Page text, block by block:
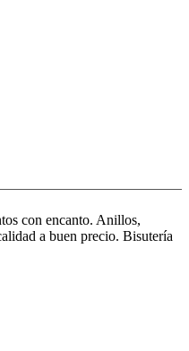
con encanto. Anillos,
a buen precio. Bisutería